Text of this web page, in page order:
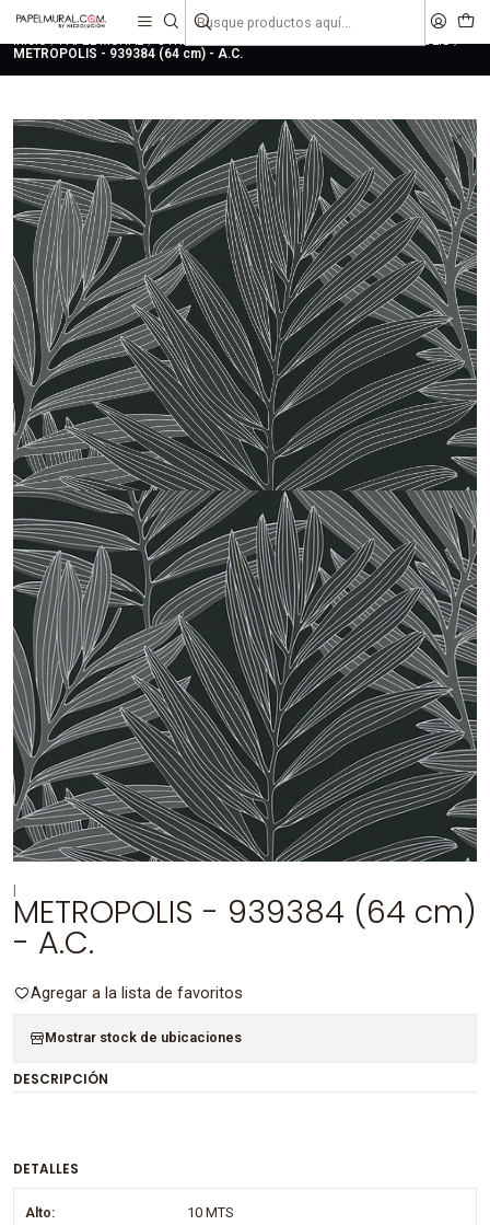
liquidaciones
Inicio PAPEL MURAL OTRAS COLECCIONES
METROPOLIS
METROPOLIS - 939384 (64 cm) - A.C.
METROPOLIS - 939384 (64 cm)
- A.C.
Agregar a la lista de favoritos
Mostrar stock de ubicaciones
DESCRIPCIÓN
DETALLES
Alto: 10 MTS